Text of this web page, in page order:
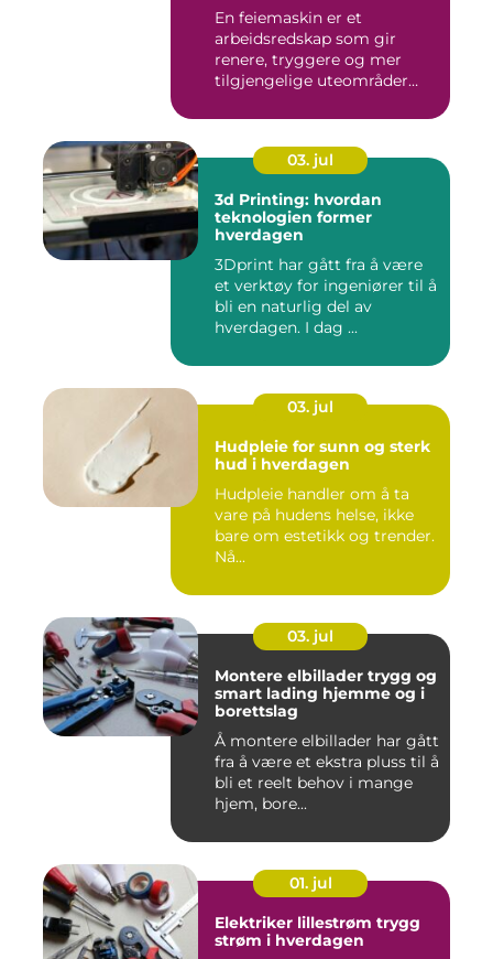
En feiemaskin er et
arbeidsredskap som gir
renere, tryggere og mer
tilgjengelige uteområder
03. jul
3d Printing: hvordan
teknologien former
hverdagen
3Dprint har gått fra å være
et verktøy for ingeniører til å
bli en naturlig del av
hverdagen. I dag ...
03. jul
Hudpleie for sunn og sterk
hud i hverdagen
Hudpleie handler om å ta
vare på hudens helse, ikke
bare om estetikk og trender.
Nå...
03. jul
Montere elbillader trygg og
smart lading hjemme og i
borettslag
Å montere elbillader har gått
fra å være et ekstra pluss til å
bli et reelt behov i mange
hjem, bore...
01. jul
Elektriker lillestrøm trygg
strøm i hverdagen